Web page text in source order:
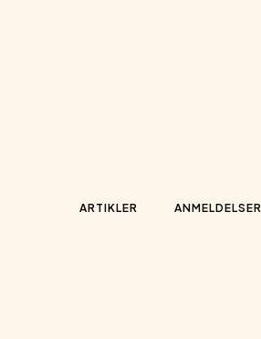
ARTIKLER ANMELDELSER